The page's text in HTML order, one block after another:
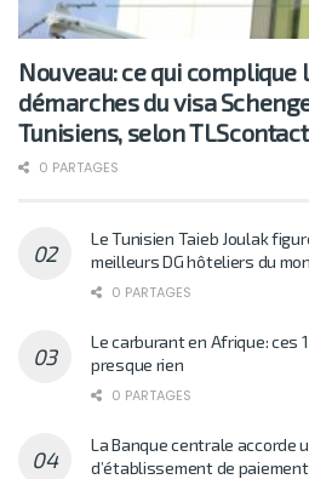
Nouveau: ce qui complique
démarches du visa
Tunisiens, selon TLScontact
0 PARTAGES
Le Tunisien Taieb Joulak
meilleurs DG hôteliers du
0 PARTAGES
Le carburant en Afrique: ces
presque rien
0 PARTAGES
La Banque centrale accorde
d’établissement de paiement